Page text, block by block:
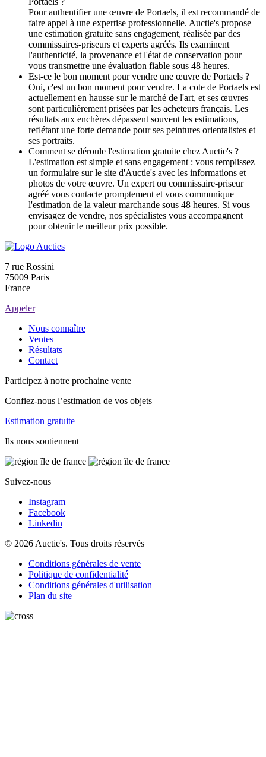
Pour authentifier une œuvre de Portaels, il est recommandé de
faire appel à une expertise professionnelle. Auctie's propose
une estimation gratuite sans engagement, réalisée par des
commissaires-priseurs et experts agréés. Ils examinent
l'authenticité, la provenance et l'état de conservation pour
vous transmettre une évaluation fiable sous 48 heures.
Est-ce le bon moment pour vendre une œuvre de Portaels ?
Oui, c'est un bon moment pour vendre. La cote de Portaels est
actuellement en hausse sur le marché de l'art, et ses œuvres
sont particulièrement prisées par les acheteurs français. Les
résultats aux enchères dépassent souvent les estimations,
reflétant une forte demande pour ses peintures orientalistes et
ses portraits.
Comment se déroule l'estimation gratuite chez Auctie's ?
L'estimation est simple et sans engagement : vous remplissez
un formulaire sur le site d'Auctie's avec les informations et
photos de votre œuvre. Un expert ou commissaire-priseur
agréé vous contacte promptement et vous communique
l'estimation de la valeur marchande sous 48 heures. Si vous
envisagez de vendre, nos spécialistes vous accompagnent
pour obtenir le meilleur prix possible.
7 rue Rossini
75009 Paris
France
Appeler
Nous connaître
Ventes
Résultats
Contact
Participez à notre prochaine vente
Confiez-nous l’estimation de vos objets
Estimation gratuite
Ils nous soutiennent
Suivez-nous
Instagram
Facebook
Linkedin
© 2026 Auctie's. Tous droits réservés
Conditions générales de vente
Politique de confidentialité
Conditions générales d'utilisation
Plan du site